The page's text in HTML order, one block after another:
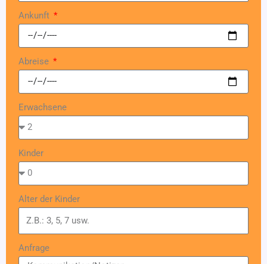
Ankunft
Abreise
Erwachsene
Kinder
Alter der Kinder
Anfrage